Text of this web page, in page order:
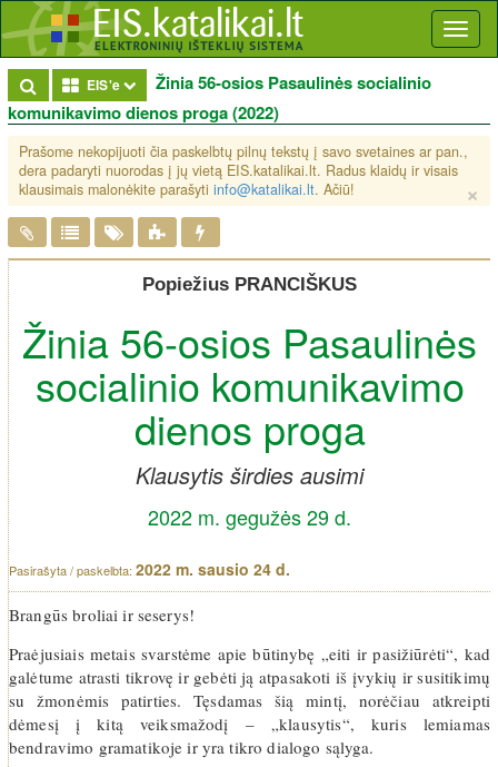
EIS'e Toggle Dropdown
Žinia 56-osios Pasaulinės socialinio
komunikavimo dienos proga (2022)
Prašome nekopijuoti čia paskelbtų pilnų tekstų į savo svetaines ar pan.,
dera padaryti nuorodas į jų vietą EIS.katalikai.lt. Radus klaidų ir visais
klausimais malonėkite parašyti info@katalikai.lt. Ačiū! ×
Popiežius PRANCIŠKUS
Žinia 56-osios Pasaulinės
socialinio komunikavimo
dienos proga
Klausytis širdies ausimi
2022 m. gegužės 29 d.
2022 m. sausio 24 d.
Brangūs broliai ir seserys!
Praėjusiais metais svarstėme apie būtinybę „eiti ir pasižiūrėti“, kad
galėtume atrasti tikrovę ir gebėti ją atpasakoti iš įvykių ir susitikimų
su žmonėmis patirties. Tęsdamas šią mintį, norėčiau atkreipti
dėmesį į kitą veiksmažodį – „klausytis“, kuris lemiamas
bendravimo gramatikoje ir yra tikro dialogo sąlyga.